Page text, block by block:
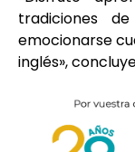
tradiciones
emocionarse
inglés»,